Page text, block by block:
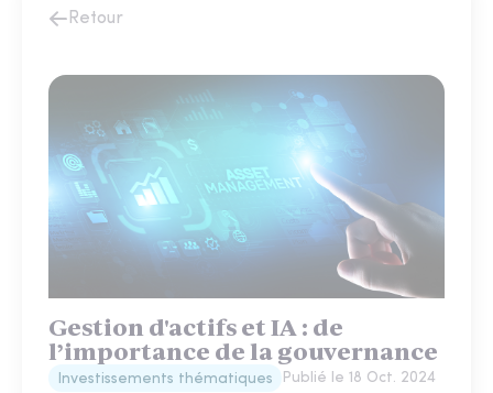
Retour
Gestion d'actifs et IA : de
l’importance de la gouvernance
Investissements thématiques Publié le 18 Oct. 2024